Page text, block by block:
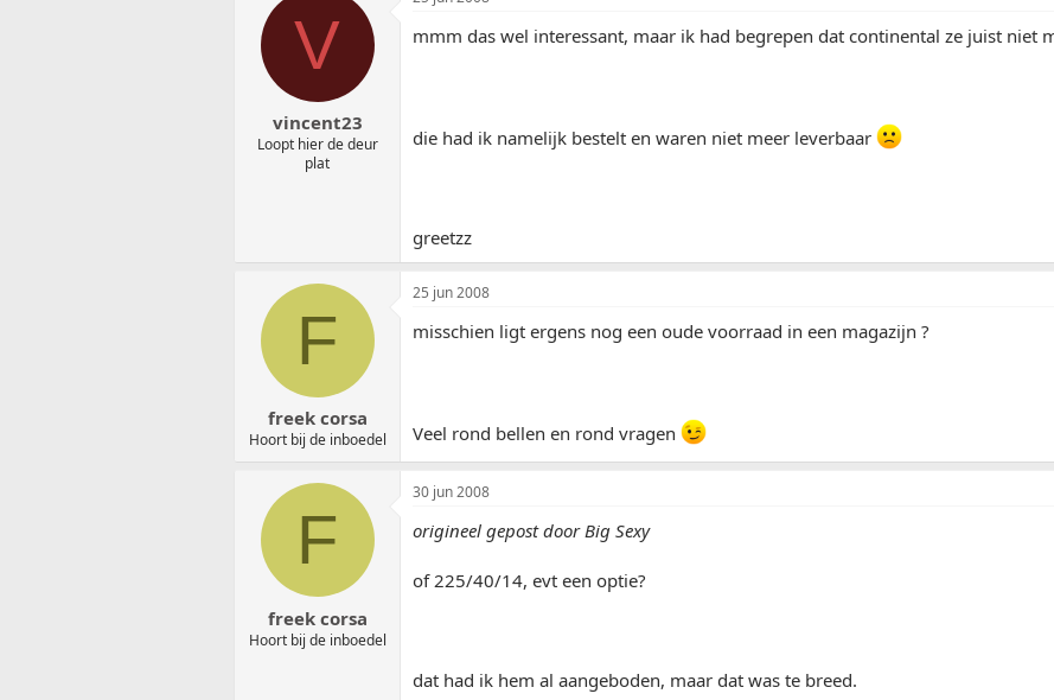
V
vincent23
Loopt hier de deur
plat
mmm das wel interessant, maar ik had begrepen dat continental ze juist niet
die had ik namelijk bestelt en waren niet meer leverbaar
greetzz
F
freek corsa
Hoort bij de inboedel
25 jun 2008
misschien ligt ergens nog een oude voorraad in een magazijn ?
Veel rond bellen en rond vragen
F
freek corsa
Hoort bij de inboedel
30 jun 2008
origineel gepost door Big Sexy
of 225/40/14, evt een optie?
dat had ik hem al aangeboden, maar dat was te breed.